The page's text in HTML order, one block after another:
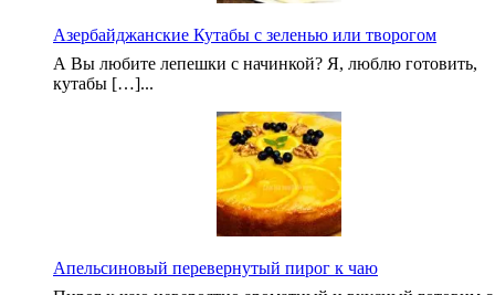
Азербайджанские Кутабы с зеленью или творогом
А Вы любите лепешки с начинкой? Я, люблю готовить,
кутабы […]...
Апельсиновый перевернутый пирог к чаю